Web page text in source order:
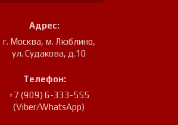
Адрес:
г. Москва, м. Люблино,
ул. Судакова, д.10
Телефон:
+7 (909) 6-333-555
(Viber/WhatsApp)